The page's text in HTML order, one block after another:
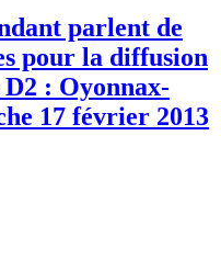
parlent de
pour la diffusion
: Oyonnax-
17 février 2013